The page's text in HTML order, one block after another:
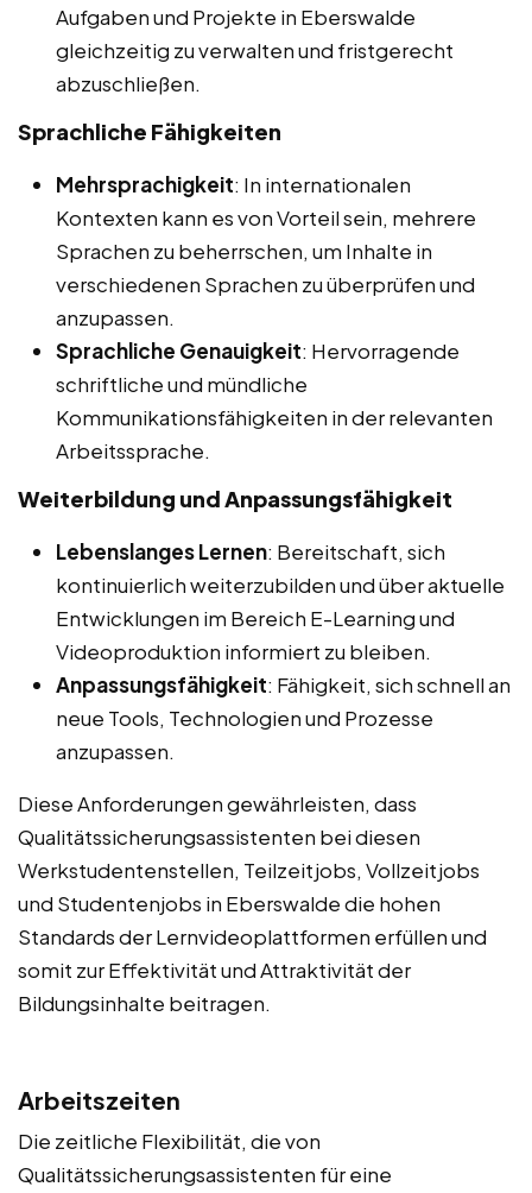
Aufgaben und Projekte in Eberswalde
gleichzeitig zu verwalten und fristgerecht
abzuschließen.
Sprachliche Fähigkeiten
Mehrsprachigkeit: In internationalen
Kontexten kann es von Vorteil sein, mehrere
Sprachen zu beherrschen, um Inhalte in
verschiedenen Sprachen zu überprüfen und
anzupassen.
Sprachliche Genauigkeit: Hervorragende
schriftliche und mündliche
Kommunikationsfähigkeiten in der relevanten
Arbeitssprache.
Weiterbildung und Anpassungsfähigkeit
Lebenslanges Lernen: Bereitschaft, sich
kontinuierlich weiterzubilden und über aktuelle
Entwicklungen im Bereich E-Learning und
Videoproduktion informiert zu bleiben.
Anpassungsfähigkeit: Fähigkeit, sich schnell an
neue Tools, Technologien und Prozesse
anzupassen.
Diese Anforderungen gewährleisten, dass
Qualitätssicherungsassistenten bei diesen
Werkstudentenstellen, Teilzeitjobs, Vollzeitjobs
und Studentenjobs in Eberswalde die hohen
Standards der Lernvideoplattformen erfüllen und
somit zur Effektivität und Attraktivität der
Bildungsinhalte beitragen.
Arbeitszeiten
Die zeitliche Flexibilität, die von
Qualitätssicherungsassistenten für eine